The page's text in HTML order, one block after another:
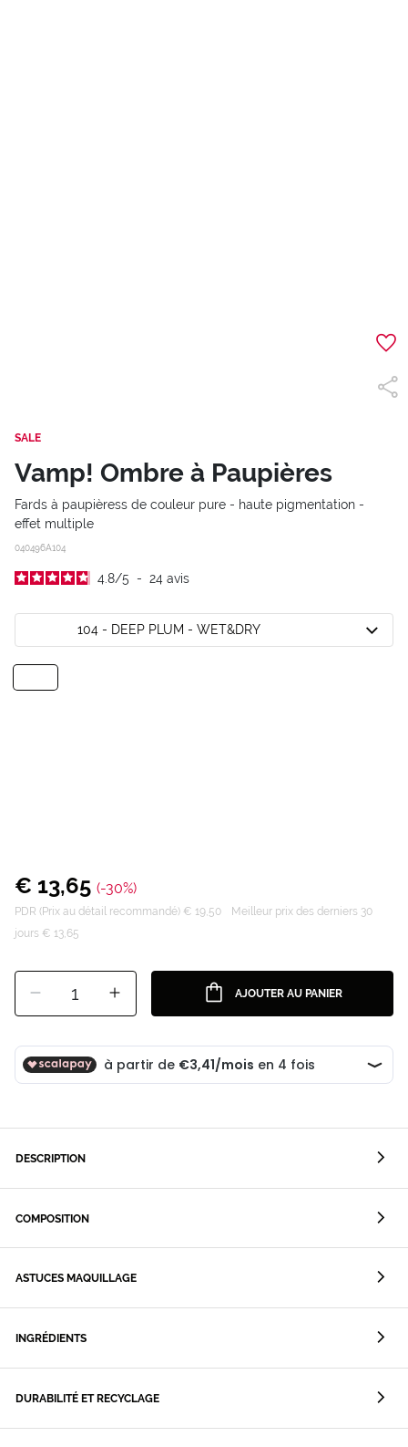
SALE
Vamp! Ombre à Paupières
Fards à paupièress de couleur pure - haute pigmentation -
effet multiple
040496A104
4.8/5 - 24 avis
104 - DEEP PLUM - WET&DRY
€ 13,65 (-30%)
PDR (Prix au détail recommandé) € 19,50
Meilleur prix des derniers 30
jours € 13,65
1 AJOUTER AU PANIER
DESCRIPTION
COMPOSITION
ASTUCES MAQUILLAGE
INGRÉDIENTS
DURABILITÉ ET RECYCLAGE